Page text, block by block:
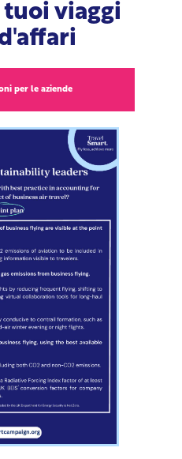
viaggi
per le aziende